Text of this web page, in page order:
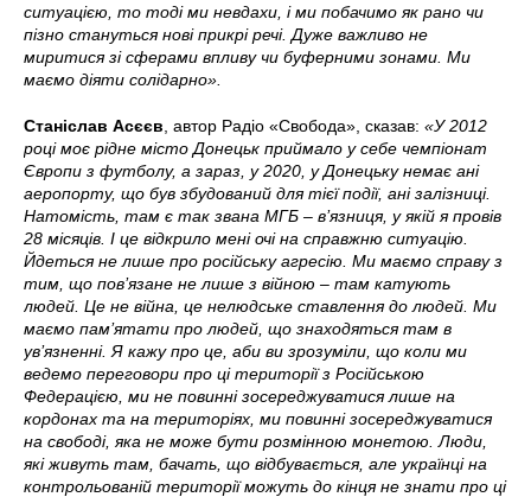
ситуацією, то тоді ми невдахи, і ми побачимо як рано чи
пізно стануться нові прикрі речі. Дуже важливо не
миритися зі сферами впливу чи буферними зонами. Ми
маємо діяти солідарно».
Станіслав Асєєв , автор Радіо «Свобода», сказав: «У 2012
році моє рідне місто Донецьк приймало у себе чемпіонат
Європи з футболу, а зараз, у 2020, у Донецьку немає ані
аеропорту, що був збудований для тієї події, ані залізниці.
Натомість, там є так звана МГБ – в’язниця, у якій я провів
28 місяців. І це відкрило мені очі на справжню ситуацію.
Йдеться не лише про російську агресію. Ми маємо справу з
тим, що пов’язане не лише з війною – там катують
людей. Це не війна, це нелюдське ставлення до людей. Ми
маємо пам’ятати про людей, що знаходяться там в
ув’язненні. Я кажу про це, аби ви зрозуміли, що коли ми
ведемо переговори про ці території з Російською
Федерацією, ми не повинні зосереджуватися лише на
кордонах та на територіях, ми повинні зосереджуватися
на свободі, яка не може бути розмінною монетою. Люди,
які живуть там, бачать, що відбувається, але українці на
контрольованій території можуть до кінця не знати про ці